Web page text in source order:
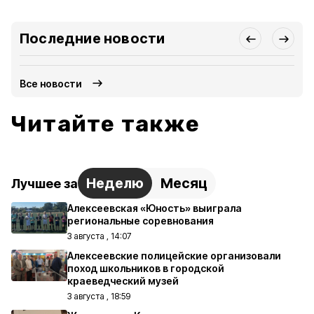
Последние новости
Все новости
Читайте также
Лучшее за Неделю Месяц
Алексеевская «Юность» выиграла
региональные соревнования
3 августа , 14:07
Алексеевские полицейские организовали
поход школьников в городской
краеведческий музей
3 августа , 18:59